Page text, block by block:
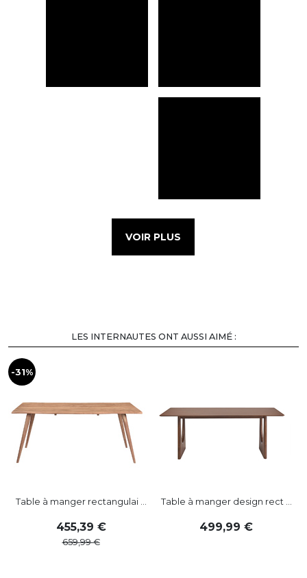
VOIR PLUS
LES INTERNAUTES ONT AUSSI AIMÉ :
-31%
Table à manger rectangulai ...
455,39
659,99
Table à manger design rect ...
499,99